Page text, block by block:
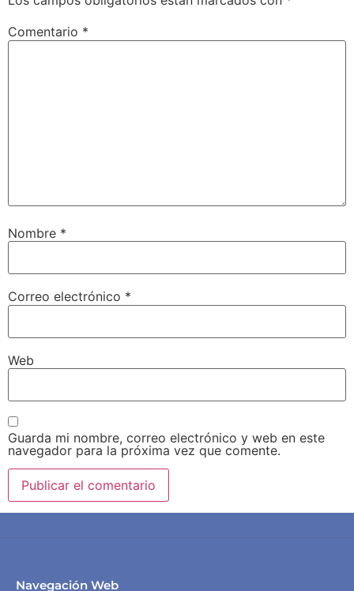
Comentario *
Nombre *
Correo electrónico *
Web
Guarda mi nombre, correo electrónico y web en este
navegador para la próxima vez que comente.
Navegación Web